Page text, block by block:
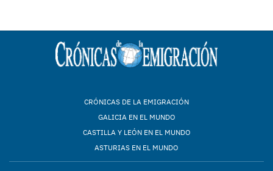
CRÓNICAS DE LA EMIGRACIÓN
GALICIA EN EL MUNDO
CASTILLA Y LEÓN EN EL MUNDO
ASTURIAS EN EL MUNDO